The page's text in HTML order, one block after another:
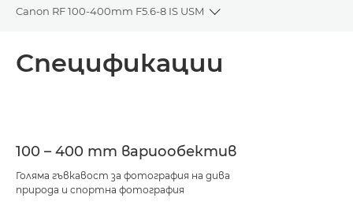
Canon RF 100-400mm F5.6-8 IS USM
Toggle breadcrumbs
Спецификации
100 – 400 mm вариообектив
Голяма гъвкавост за фотография на дива
природа и спортна фотография